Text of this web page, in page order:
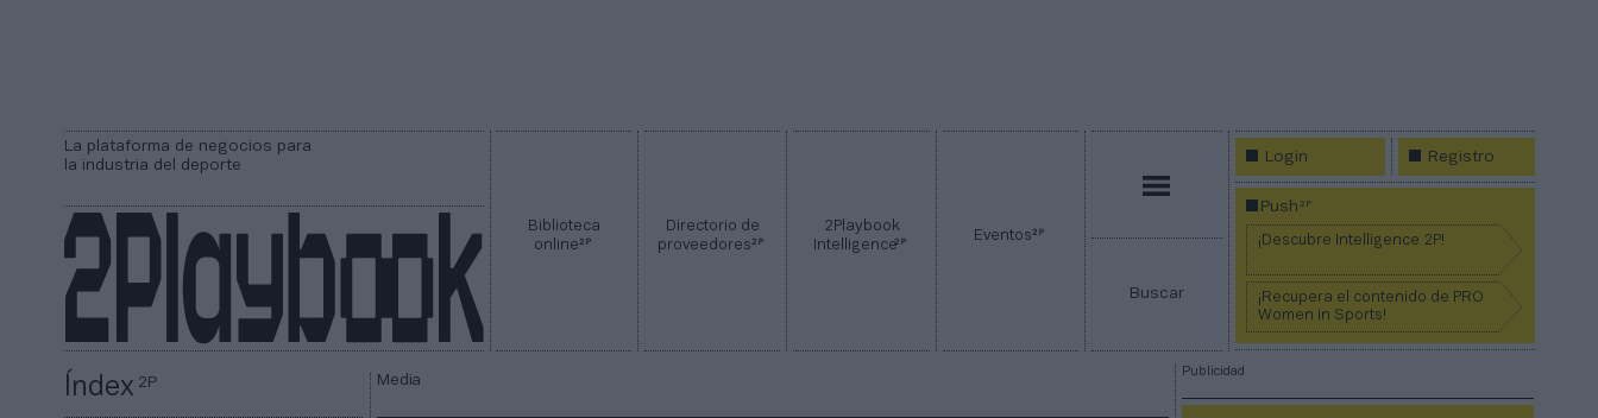
La plataforma de negocios para
la industria del deporte
Biblioteca
online2P
Directorio de
proveedores2P
2Playbook
Intelligence2P Eventos2P
Buscar
Login Registro
Push2P
¡Descubre Intelligence 2P!
¡Recupera el contenido de PRO
Women in Sports!
Índex2P Media
Publicidad